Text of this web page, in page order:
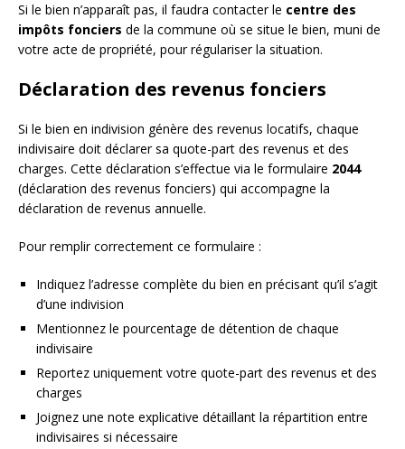
Si le bien n’apparaît pas, il faudra contacter le centre des
impôts fonciers de la commune où se situe le bien, muni de
votre acte de propriété, pour régulariser la situation.
Déclaration des revenus fonciers
Si le bien en indivision génère des revenus locatifs, chaque
indivisaire doit déclarer sa quote-part des revenus et des
charges. Cette déclaration s’effectue via le formulaire 2044
(déclaration des revenus fonciers) qui accompagne la
déclaration de revenus annuelle.
Pour remplir correctement ce formulaire :
Indiquez l’adresse complète du bien en précisant qu’il s’agit
d’une indivision
Mentionnez le pourcentage de détention de chaque
indivisaire
Reportez uniquement votre quote-part des revenus et des
charges
Joignez une note explicative détaillant la répartition entre
indivisaires si nécessaire